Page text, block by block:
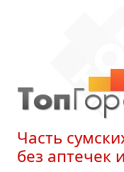
Часть
без аптечек